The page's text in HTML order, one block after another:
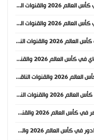
موعد مباراة العراق والنرويج في كأس العالم 2026 والقنوات الناقلة
موعد مباراة فرنسا والسنغال في كأس العالم 2026 والقنوات الناقلة
موعد مباراة إيران ونيوزيلندا في كأس العالم 2026 والقنوات الناقلة
موعد مباراة السعودية وأوروغواي في كأس العالم 2026 والقنوات الناقلة
موعد مباراة بلجيكا ومصر في كأس العالم 2026 والقنوات الناقلة
موعد مباراة السويد وتونس في كأس العالم 2026 والقنوات الناقلة
موعد مباراة إسبانيا والرأس الأخضر في كأس العالم 2026 والقنوات الناقلة
موعد مباراة ساحل العاج والإكوادور في كأس العالم 2026 والقنوات الناقلة